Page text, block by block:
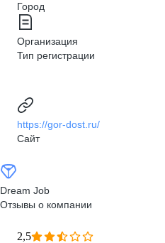
Город
Организация
Тип регистрации
https://gor-dost.ru/
Сайт
Dream Job
Отзывы о компании
2,5